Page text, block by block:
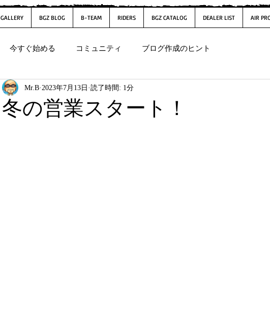
GALLERY BGZ BLOG B-TEAM RIDERS BGZ CATALOG DEALER LIST AIR
今すぐ始める コミュニティ ブログ作成のヒント
冬の営業スタート！
Mr.B 2023年7月13日 読了時間: 1分